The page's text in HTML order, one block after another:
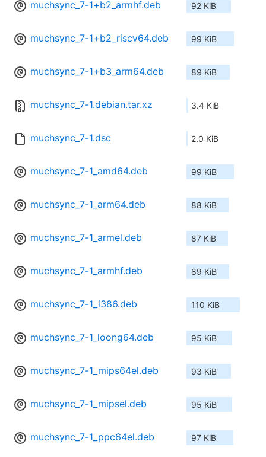
muchsync_7-1+b2_armhf.deb 92 KiB
muchsync_7-1+b2_riscv64.deb 99 KiB
muchsync_7-1+b3_arm64.deb 89 KiB
muchsync_7-1.debian.tar.xz 3.4 KiB
muchsync_7-1.dsc 2.0 KiB
muchsync_7-1_amd64.deb 99 KiB
muchsync_7-1_arm64.deb 88 KiB
muchsync_7-1_armel.deb 87 KiB
muchsync_7-1_armhf.deb 89 KiB
muchsync_7-1_i386.deb 110 KiB
muchsync_7-1_loong64.deb 95 KiB
muchsync_7-1_mips64el.deb 93 KiB
muchsync_7-1_mipsel.deb 95 KiB
muchsync_7-1_ppc64el.deb 97 KiB